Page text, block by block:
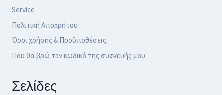
Service
Πολιτική Απορρήτου
Όροι χρήσης & Προϋποθέσεις
Που θα βρώ τον κωδικό της συσκευής μου
Σελίδες